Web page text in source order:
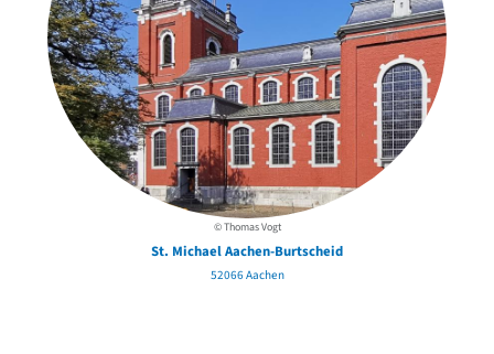
© Thomas Vogt
St. Michael Aachen-Burtscheid
52066 Aachen